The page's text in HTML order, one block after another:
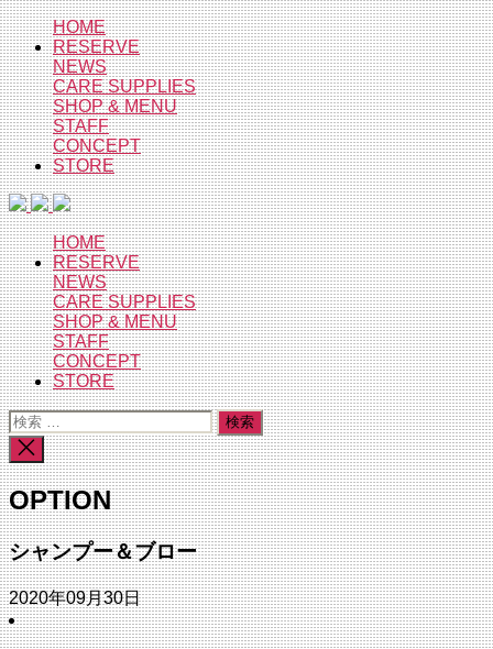
コ
ン
テ
ン
ツ
へ
ス
キ
ッ
プ
HOME
RESERVE
NEWS
CARE SUPPLIES
SHOP & MENU
STAFF
CONCEPT
STORE
HOME
RESERVE
NEWS
CARE SUPPLIES
SHOP & MENU
STAFF
CONCEPT
STORE
検
索
対
象:
検
索
を
閉
じ
る
OPTION
シャンプー＆ブロー
2020年09月30日